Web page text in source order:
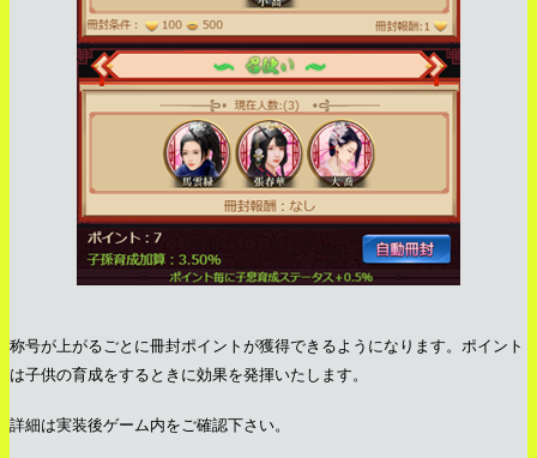
称号が上がるごとに冊封ポイントが獲得できるようになります。ポイント
は子供の育成をするときに効果を発揮いたします。
詳細は実装後ゲーム内をご確認下さい。